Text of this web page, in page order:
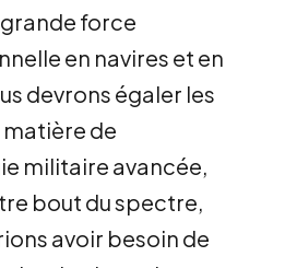
grande force
en navires et en
devrons égaler les
matière de
militaire avancée,
bout du spectre,
avoir besoin de